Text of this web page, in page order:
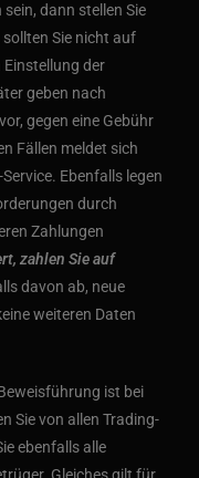
dann stellen Sie
Sie nicht auf
Einstellung der
geben nach
gegen eine Gebühr
Fällen meldet sich
Ebenfalls legen
durch
Zahlungen
zahlen Sie auf
davon ab, neue
weiteren Daten
ist bei
Sie von allen Trading-
ebenfalls alle